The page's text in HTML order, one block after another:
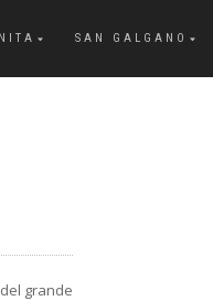
SAN GALGANO
grande